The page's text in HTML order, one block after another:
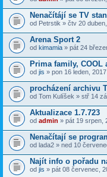
Nenačítájí se TV
od Petrstik » čtv 20
Arena Sport 2
od kimamia » pát 24
Prima family, COOL
od jis » pon 16 leden,
procházení archivu
od Tom Kulíšek » stř 14
Aktualizace 1.7.723
od admin » pát 19 srpen,
Nenačítají se
od lada2 » ned 10
Najít info o pořadu
od jis » pát 08 červenec,